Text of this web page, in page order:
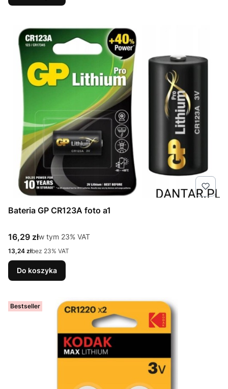
Bateria GP CR123A foto a1
Cena brutto
16,29 złw tym %s VAT
w tym 23% VAT
Cena netto
13,24 złbez 23% VAT
Do koszyka
Bestseller